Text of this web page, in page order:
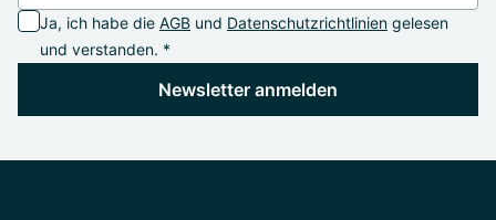
Ja, ich habe die AGB und Datenschutzrichtlinien gelesen
und verstanden. *
Newsletter anmelden